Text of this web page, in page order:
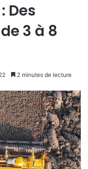
Des
3 à 8
2 minutes de lecture